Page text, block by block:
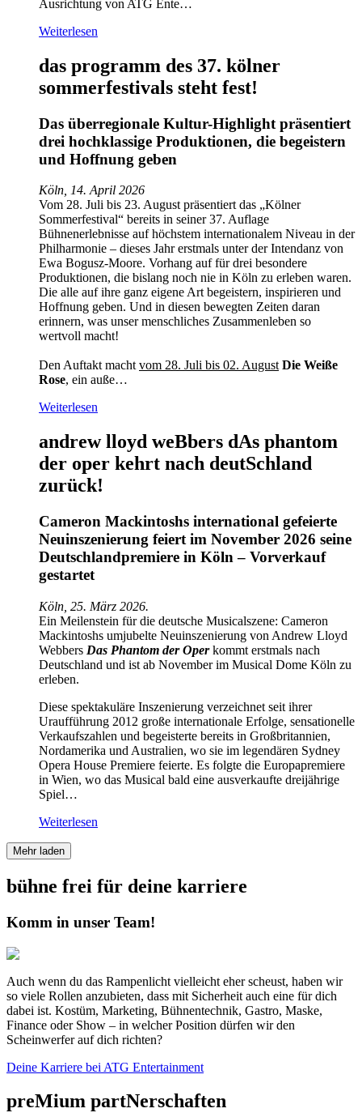
Ausrichtung von ATG Ente…
Weiterlesen
das programm des 37. kölner
sommerfestivals steht fest!
Das überregionale Kultur-Highlight präsentiert
drei hochklassige Produktionen, die begeistern
und Hoffnung geben
Köln, 14. April 2026
Vom 28. Juli bis 23. August präsentiert das „Kölner
Sommerfestival“ bereits in seiner 37. Auflage
Bühnenerlebnisse auf höchstem internationalem Niveau in der
Philharmonie – dieses Jahr erstmals unter der Intendanz von
Ewa Bogusz-Moore. Vorhang auf für drei besondere
Produktionen, die bislang noch nie in Köln zu erleben waren.
Die alle auf ihre ganz eigene Art begeistern, inspirieren und
Hoffnung geben. Und in diesen bewegten Zeiten daran
erinnern, was unser menschliches Zusammenleben so
wertvoll macht!
Den Auftakt machtvom 28. Juli bis 02. August Die Weiße
Rose, ein auße…
Weiterlesen
andrew lloyd weBbers dAs phantom
der oper kehrt nach deutSchland
zurück!
Cameron Mackintoshs international gefeierte
Neuinszenierung feiert im November 2026 seine
Deutschlandpremiere in Köln – Vorverkauf
gestartet
Köln, 25. März 2026.
Ein Meilenstein für die deutsche Musicalszene: Cameron
Mackintoshs umjubelte Neuinszenierung von Andrew Lloyd
Webbers Das Phantom der Operkommt erstmals nach
Deutschland und ist ab November im Musical Dome Köln zu
erleben.
Diese spektakuläre Inszenierung verzeichnet seit ihrer
Uraufführung 2012 große internationale Erfolge, sensationelle
Verkaufszahlen und begeisterte bereits in Großbritannien,
Nordamerika und Australien, wo sie im legendären Sydney
Opera House Premiere feierte. Es folgte die Europapremiere
in Wien, wo das Musical bald eine ausverkaufte dreijährige
Spiel…
Weiterlesen
Mehr laden
bühne frei für deine karriere
Komm in unser Team!
Auch wenn du das Rampenlicht vielleicht eher scheust, haben wir
so viele Rollen anzubieten, dass mit Sicherheit auch eine für dich
dabei ist. Kostüm, Marketing, Bühnentechnik, Gastro, Maske,
Finance oder Show – in welcher Position dürfen wir den
Scheinwerfer auf dich richten?
Deine Karriere bei ATG Entertainment
preMium partNerschaften